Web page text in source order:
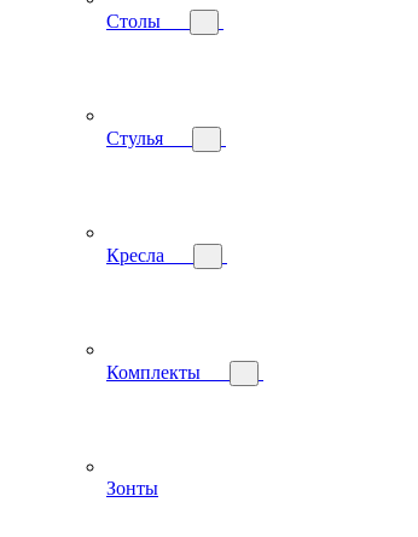
Столы
Стулья
Кресла
Комплекты
Зонты